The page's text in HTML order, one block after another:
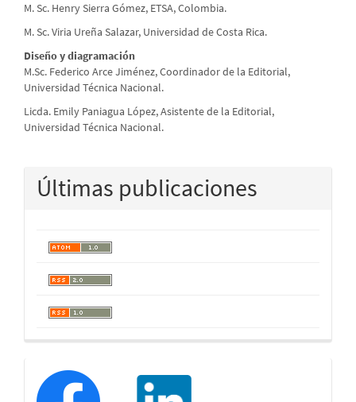
M. Sc. Henry Sierra Gómez, ETSA, Colombia.
M. Sc. Viria Ureña Salazar, Universidad de Costa Rica.
Diseño y diagramación
M.Sc. Federico Arce Jiménez, Coordinador de la Editorial,
Universidad Técnica Nacional.
Licda. Emily Paniagua López, Asistente de la Editorial,
Universidad Técnica Nacional.
Últimas publicaciones
redessociales